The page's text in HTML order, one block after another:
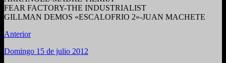
FEAR FACTORY-THE INDUSTRIALIST
GILLMAN DEMOS «ESCALOFRIO 2»-JUAN MACHETE
Anterior
Domingo 15 de julio 2012